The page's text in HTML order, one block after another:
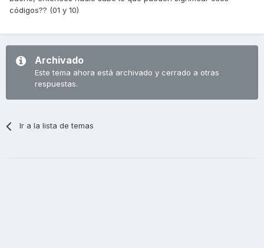
códigos?? (01 y 10)
Archivado
Este tema ahora está archivado y cerrado a otras
respuestas.
Ir a la lista de temas